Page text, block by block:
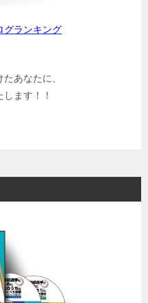
グランキング
あなたに、
ます！！